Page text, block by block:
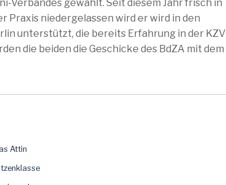
Verbandes gewählt. Seit diesem Jahr frisch in
Praxis niedergelassen wird er wird in den
unterstützt, die bereits Erfahrung in der KZV
die beiden die Geschicke des BdZA mit dem
Attin